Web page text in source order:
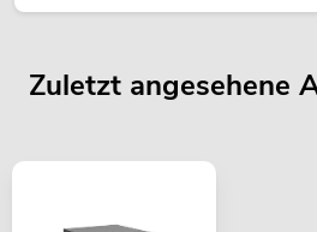
Zuletzt angesehene